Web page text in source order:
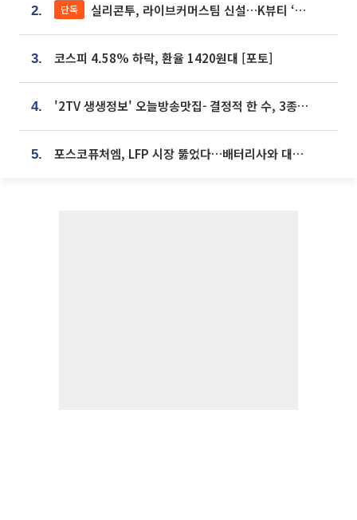
2. 단독 실리콘투, 라이브커머스팀 신설…K뷰티 ‘글로벌 판매망’ 확대[K뷰티 라방戰]
3. 코스피 4.58% 하락, 환율 1420원대 [포토]
4. '2TV 생생정보' 오늘방송맛집- 결정적 한 수, 3종 메밀면! 메밀 소바 맛집 '의○○○○'
5. 포스코퓨처엠, LFP 시장 뚫었다…배터리사와 대규모 장기 공급 합의